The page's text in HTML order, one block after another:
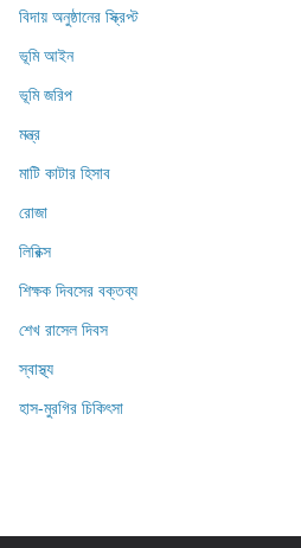
বিদায় অনুষ্ঠানের স্ক্রিপ্ট
ভূমি আইন
ভূমি জরিপ
মন্ত্র
মাটি কাটার হিসাব
রোজা
লিরিক্স
শিক্ষক দিবসের বক্তব্য
শেখ রাসেল দিবস
স্বাস্থ্য
হাস-মুরগির চিকিৎসা